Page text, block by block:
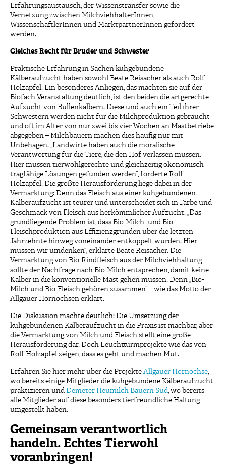
Erfahrungsaustausch, der Wissenstransfer sowie die
Vernetzung zwischen MilchviehhalterInnen,
WissenschaftlerInnen und MarktpartnerInnen gefördert
werden.
Gleiches Recht für Bruder und Schwester
Praktische Erfahrung in Sachen kuhgebundene
Kälberaufzucht haben sowohl Beate Reisacher als auch Rolf
Holzapfel. Ein besonderes Anliegen, das machten sie auf der
Biofach Veranstaltung deutlich, ist den beiden die artgerechte
Aufzucht von Bullenkälbern. Diese und auch ein Teil ihrer
Schwestern werden nicht für die Milchproduktion gebraucht
und oft im Alter von nur zwei bis vier Wochen an Mastbetriebe
abgegeben – Milchbauern machen dies häufig nur mit
Unbehagen. „Landwirte haben auch die moralische
Verantwortung für die Tiere, die den Hof verlassen müssen.
Hier müssen tierwohlgerechte und gleichzeitig ökonomisch
tragfähige Lösungen gefunden werden“, forderte Rolf
Holzapfel. Die größte Herausforderung liege dabei in der
Vermarktung: Denn das Fleisch aus einer kuhgebundenen
Kälberaufzucht ist teurer und unterscheidet sich in Farbe und
Geschmack von Fleisch aus herkömmlicher Aufzucht. „Das
grundliegende Problem ist, dass Bio-Milch- und Bio-
Fleischproduktion aus Effizienzgründen über die letzten
Jahrzehnte hinweg voneinander entkoppelt wurden. Hier
müssen wir umdenken“, erklärte Beate Reisacher. Die
Vermarktung von Bio-Rindfleisch aus der Milchviehhaltung
sollte der Nachfrage nach Bio-Milch entsprechen, damit keine
Kälber in die konventionelle Mast gehen müssen. Denn „Bio-
Milch und Bio-Fleisch gehören zusammen“ – wie das Motto der
Allgäuer Hornochsen erklärt.
Die Diskussion machte deutlich: Die Umsetzung der
kuhgebundenen Kälberaufzucht in die Praxis ist machbar, aber
die Vermarktung von Milch und Fleisch stellt eine große
Herausforderung dar. Doch Leuchtturmprojekte wie das von
Rolf Holzapfel zeigen, dass es geht und machen Mut.
Erfahren Sie hier mehr über die Projekte Allgäuer Hornochse,
wo bereits einige Mitglieder die kuhgebundene Kälberaufzucht
praktizieren und Demeter Heumilch Bauern Süd, wo bereits
alle Mitglieder auf diese besonders tierfreundliche Haltung
umgestellt haben.
Gemeinsam verantwortlich
handeln. Echtes Tierwohl
voranbringen!